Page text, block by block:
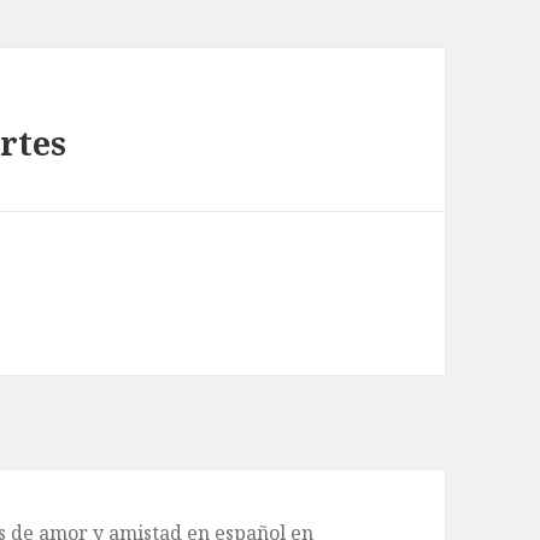
de amor y amistad en español en